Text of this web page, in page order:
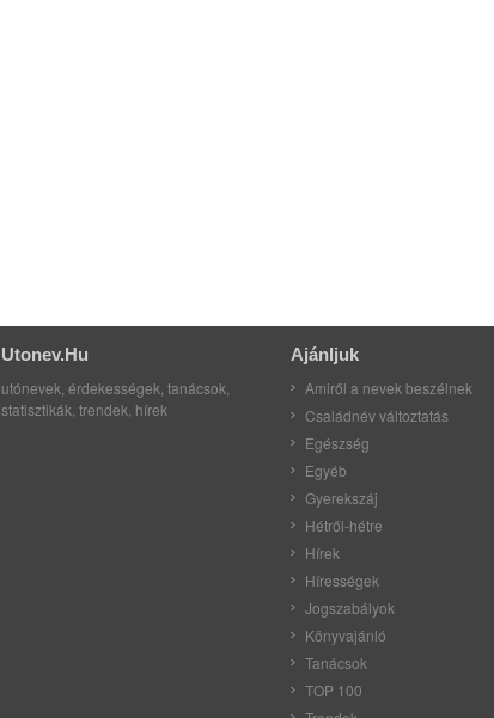
Utonev.hu
utónevek, érdekességek, tanácsok,
statisztikák, trendek, hírek
Ajánljuk
Amiről a nevek beszélnek
Családnév változtatás
Egészség
Egyéb
Gyerekszáj
Hétről-hétre
Hírek
Hírességek
Jogszabályok
Könyvajánló
Tanácsok
TOP 100